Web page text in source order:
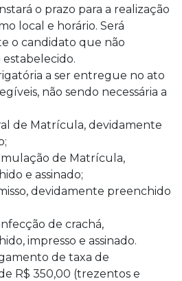
o prazo para a realização
local e horário. Será
o candidato que não
a ser entregue no ato
não sendo necessária a
de Matrícula, devidamente
de Matrícula,
e assinado;
devidamente preenchido
de crachá,
impresso e assinado.
de taxa de
R$ 350,00 (trezentos e